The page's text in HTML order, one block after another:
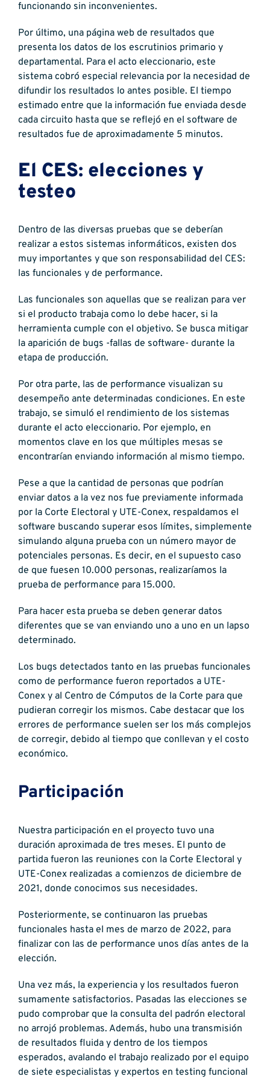
funcionando sin inconvenientes.
Por último, una página web de resultados que
presenta los datos de los escrutinios primario y
departamental. Para el acto eleccionario, este
sistema cobró especial relevancia por la necesidad de
difundir los resultados lo antes posible. El tiempo
estimado entre que la información fue enviada desde
cada circuito hasta que se reflejó en el software de
resultados fue de aproximadamente 5 minutos.
El CES: elecciones y
testeo
Dentro de las diversas pruebas que se deberían
realizar a estos sistemas informáticos, existen dos
muy importantes y que son responsabilidad del CES:
las funcionales y de performance.
Las funcionales son aquellas que se realizan para ver
si el producto trabaja como lo debe hacer, si la
herramienta cumple con el objetivo. Se busca mitigar
la aparición de bugs -fallas de software- durante la
etapa de producción.
Por otra parte, las de performance visualizan su
desempeño ante determinadas condiciones. En este
trabajo, se simuló el rendimiento de los sistemas
durante el acto eleccionario. Por ejemplo, en
momentos clave en los que múltiples mesas se
encontrarían enviando información al mismo tiempo.
Pese a que la cantidad de personas que podrían
enviar datos a la vez nos fue previamente informada
por la Corte Electoral y UTE-Conex, respaldamos el
software buscando superar esos límites, simplemente
simulando alguna prueba con un número mayor de
potenciales personas. Es decir, en el supuesto caso
de que fuesen 10.000 personas, realizaríamos la
prueba de performance para 15.000.
Para hacer esta prueba se deben generar datos
diferentes que se van enviando uno a uno en un lapso
determinado.
Los bugs detectados tanto en las pruebas funcionales
como de performance fueron reportados a UTE-
Conex y al Centro de Cómputos de la Corte para que
pudieran corregir los mismos. Cabe destacar que los
errores de performance suelen ser los más complejos
de corregir, debido al tiempo que conllevan y el costo
económico.
Participación
Nuestra participación en el proyecto tuvo una
duración aproximada de tres meses. El punto de
partida fueron las reuniones con la Corte Electoral y
UTE-Conex realizadas a comienzos de diciembre de
2021, donde conocimos sus necesidades.
Posteriormente, se continuaron las pruebas
funcionales hasta el mes de marzo de 2022, para
finalizar con las de performance unos días antes de la
elección.
Una vez más, la experiencia y los resultados fueron
sumamente satisfactorios. Pasadas las elecciones se
pudo comprobar que la consulta del padrón electoral
no arrojó problemas. Además, hubo una transmisión
de resultados fluida y dentro de los tiempos
esperados, avalando el trabajo realizado por el equipo
de siete especialistas y expertos en testing funcional